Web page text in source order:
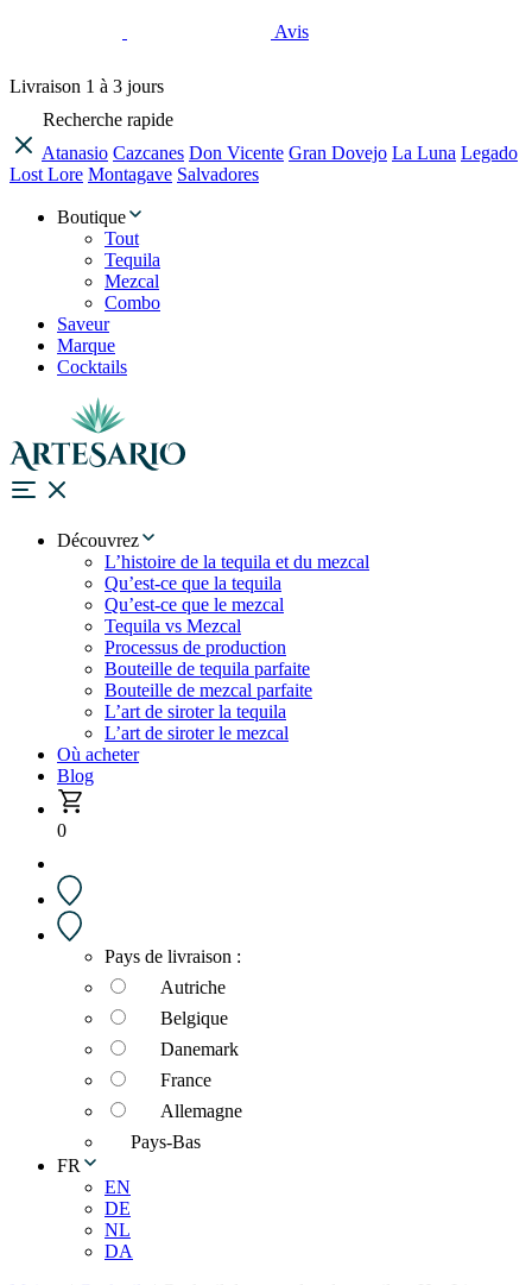
Avis
Livraison 1 à 3 jours
Recherche rapide
Atanasio Cazcanes Don Vicente Gran Dovejo La Luna Legado
Lost Lore Montagave Salvadores
Boutique
Tout
Tequila
Mezcal
Combo
Saveur
Marque
Cocktails
Découvrez
L’histoire de la tequila et du mezcal
Qu’est-ce que la tequila
Qu’est-ce que le mezcal
Tequila vs Mezcal
Processus de production
Bouteille de tequila parfaite
Bouteille de mezcal parfaite
L’art de siroter la tequila
L’art de siroter le mezcal
Où acheter
Blog
0
Pays de livraison :
Autriche
Belgique
Danemark
France
Allemagne
Pays-Bas
FR
EN
DE
NL
DA